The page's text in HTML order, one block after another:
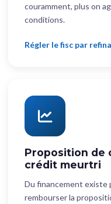
couramment, plus on
conditions.
Régler le fisc par
Proposition de
crédit meurtri
Du financement existe
rembourser la